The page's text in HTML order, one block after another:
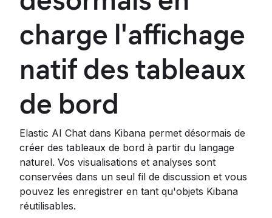
charge l'affichage
natif des tableaux
de bord
Elastic AI Chat dans Kibana permet désormais de
créer des tableaux de bord à partir du langage
naturel. Vos visualisations et analyses sont
conservées dans un seul fil de discussion et vous
pouvez les enregistrer en tant qu'objets Kibana
réutilisables.